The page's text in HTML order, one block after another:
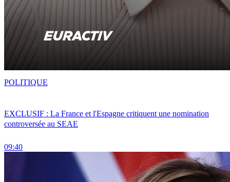
EXCLUSIF : La France et l'Espagne critiquent une nomination
controversée au SEAE
09:40
POLITIQUE